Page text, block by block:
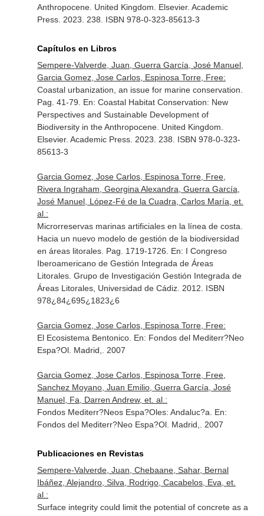
Anthropocene. United Kingdom. Elsevier. Academic
Press. 2023. 238. ISBN 978-0-323-85613-3
Capítulos en Libros
Sempere-Valverde, Juan, Guerra García, José Manuel,
Garcia Gomez, Jose Carlos, Espinosa Torre, Free:
Coastal urbanization, an issue for marine conservation.
Pag. 41-79. En: Coastal Habitat Conservation: New
Perspectives and Sustainable Development of
Biodiversity in the Anthropocene. United Kingdom.
Elsevier. Academic Press. 2023. 238. ISBN 978-0-323-
85613-3
Garcia Gomez, Jose Carlos, Espinosa Torre, Free,
Rivera Ingraham, Georgina Alexandra, Guerra García,
José Manuel, López-Fé de la Cuadra, Carlos María, et.
al.:
Microrreservas marinas artificiales en la línea de costa.
Hacia un nuevo modelo de gestión de la biodiversidad
en áreas litorales. Pag. 1719-1726. En: I Congreso
Iberoamericano de Gestión Integrada de Áreas
Litorales. Grupo de Investigación Gestión Integrada de
Áreas Litorales, Universidad de Cádiz. 2012. ISBN
978¿84¿695¿1823¿6
Garcia Gomez, Jose Carlos, Espinosa Torre, Free:
El Ecosistema Bentonico. En: Fondos del Mediterr?Neo
Espa?Ol. Madrid,. 2007
Garcia Gomez, Jose Carlos, Espinosa Torre, Free,
Sanchez Moyano, Juan Emilio, Guerra García, José
Manuel, Fa, Darren Andrew, et. al.:
Fondos Mediterr?Neos Espa?Oles: Andaluc?a. En:
Fondos del Mediterr?Neo Espa?Ol. Madrid,. 2007
Publicaciones en Revistas
Sempere-Valverde, Juan, Chebaane, Sahar, Bernal
Ibáñez, Alejandro, Silva, Rodrigo, Cacabelos, Eva, et.
al.:
Surface integrity could limit the potential of concrete as a